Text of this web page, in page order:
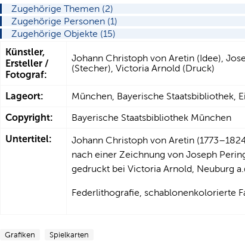
Zugehörige Themen (2)
Zugehörige Personen (1)
Zugehörige Objekte (15)
Künstler,
Ersteller /
Fotograf:
Johann Christoph von Aretin (Idee),
(Stecher), Victoria Arnold (Druck)
Lageort: München, Bayerische Staatsbibliothek,
Copyright: Bayerische Staatsbibliothek München
Untertitel:
Johann Christoph von Aretin
nach einer Zeichnung von Joseph
gedruckt bei Victoria Arnold, Neuburg
Federlithografie, schablonenkolorierte
Grafiken Spielkarten